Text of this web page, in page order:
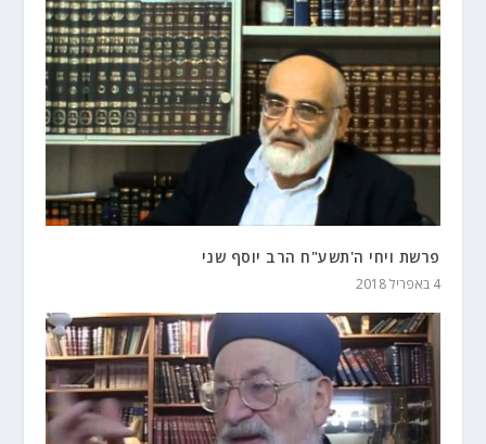
פרשת ויחי ה'תשע"ח הרב יוסף שני
4 באפריל 2018